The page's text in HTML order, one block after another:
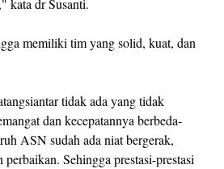
kata dr Susanti.
memiliki tim yang solid, kuat, dan
tidak ada yang tidak
dan kecepatannya berbeda-
ASN sudah ada niat bergerak,
Sehingga prestasi-prestasi